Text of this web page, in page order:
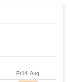
Fr14. Aug